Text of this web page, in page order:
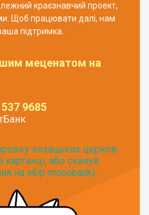
краєзнавчий проект,
Щоб працювати далі, нам
підтримка.
меценатом на
9685
козацьких церков
картинці, або скануй
на збір monobank):